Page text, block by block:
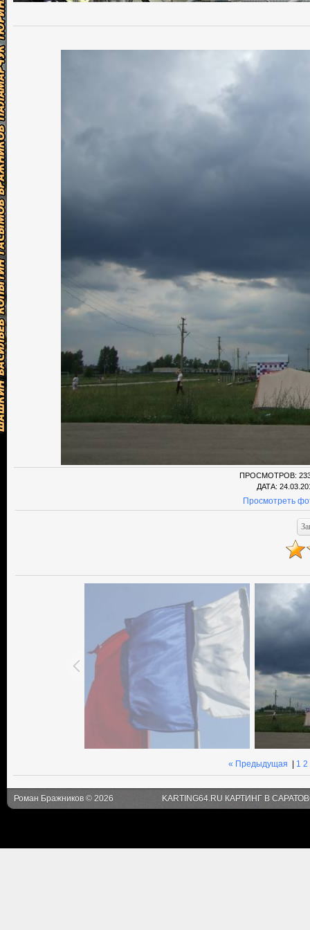
ПРОСМОТРОВ:
ДАТА:
Просмотреть
« Предыдущая 1 2
Роман Бражников © 2026 KARTING64.RU КАРТИНГ В